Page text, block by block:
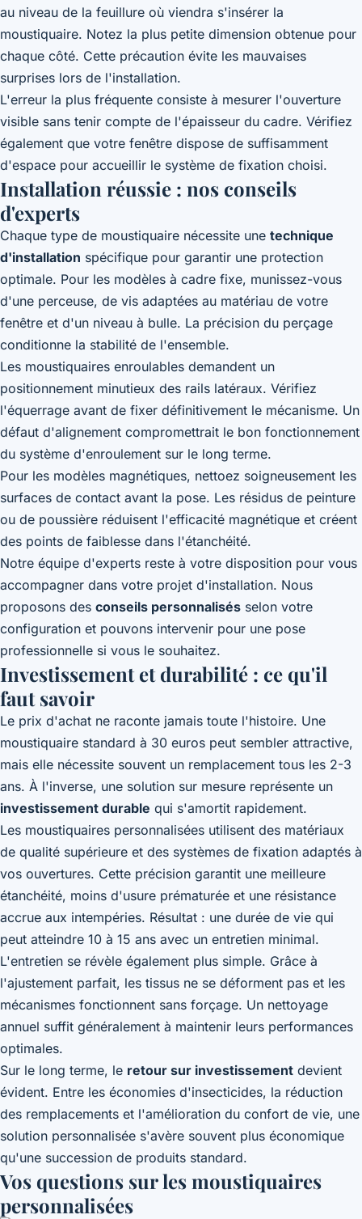
au niveau de la feuillure où viendra s'insérer la
moustiquaire. Notez la plus petite dimension obtenue pour
chaque côté. Cette précaution évite les mauvaises
surprises lors de l'installation.
L'erreur la plus fréquente consiste à mesurer l'ouverture
visible sans tenir compte de l'épaisseur du cadre. Vérifiez
également que votre fenêtre dispose de suffisamment
d'espace pour accueillir le système de fixation choisi.
Installation réussie : nos conseils
d'experts
Chaque type de moustiquaire nécessite une technique
d'installation spécifique pour garantir une protection
optimale. Pour les modèles à cadre fixe, munissez-vous
d'une perceuse, de vis adaptées au matériau de votre
fenêtre et d'un niveau à bulle. La précision du perçage
conditionne la stabilité de l'ensemble.
Les moustiquaires enroulables demandent un
positionnement minutieux des rails latéraux. Vérifiez
l'équerrage avant de fixer définitivement le mécanisme. Un
défaut d'alignement compromettrait le bon fonctionnement
du système d'enroulement sur le long terme.
Pour les modèles magnétiques, nettoez soigneusement les
surfaces de contact avant la pose. Les résidus de peinture
ou de poussière réduisent l'efficacité magnétique et créent
des points de faiblesse dans l'étanchéité.
Notre équipe d'experts reste à votre disposition pour vous
accompagner dans votre projet d'installation. Nous
proposons des conseils personnalisés selon votre
configuration et pouvons intervenir pour une pose
professionnelle si vous le souhaitez.
Investissement et durabilité : ce qu'il
faut savoir
Le prix d'achat ne raconte jamais toute l'histoire. Une
moustiquaire standard à 30 euros peut sembler attractive,
mais elle nécessite souvent un remplacement tous les 2-3
ans. À l'inverse, une solution sur mesure représente un
investissement durable qui s'amortit rapidement.
Les moustiquaires personnalisées utilisent des matériaux
de qualité supérieure et des systèmes de fixation adaptés à
vos ouvertures. Cette précision garantit une meilleure
étanchéité, moins d'usure prématurée et une résistance
accrue aux intempéries. Résultat : une durée de vie qui
peut atteindre 10 à 15 ans avec un entretien minimal.
L'entretien se révèle également plus simple. Grâce à
l'ajustement parfait, les tissus ne se déforment pas et les
mécanismes fonctionnent sans forçage. Un nettoyage
annuel suffit généralement à maintenir leurs performances
optimales.
Sur le long terme, le retour sur investissement devient
évident. Entre les économies d'insecticides, la réduction
des remplacements et l'amélioration du confort de vie, une
solution personnalisée s'avère souvent plus économique
qu'une succession de produits standard.
Vos questions sur les moustiquaires
personnalisées